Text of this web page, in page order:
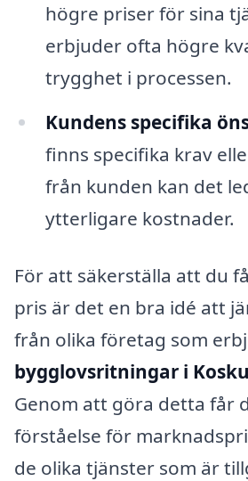
högre priser för sina
erbjuder ofta högre
trygghet i processen.
Kundens specifika
finns specifika krav
från kunden kan det
ytterligare kostnader.
För att säkerställa att du
pris är det en bra idé att
från olika företag som
bygglovsritningar i
Genom att göra detta får
förståelse för
de olika tjänster som är